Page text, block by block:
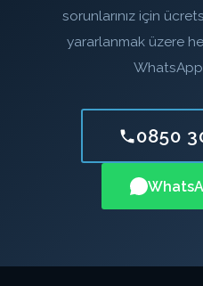
sorunlarınız için
yararlanmak üzere
0850